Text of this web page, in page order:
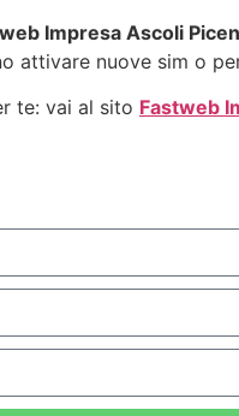
Impresa Ascoli
attivare nuove sim o
te: vai al sito Fastweb